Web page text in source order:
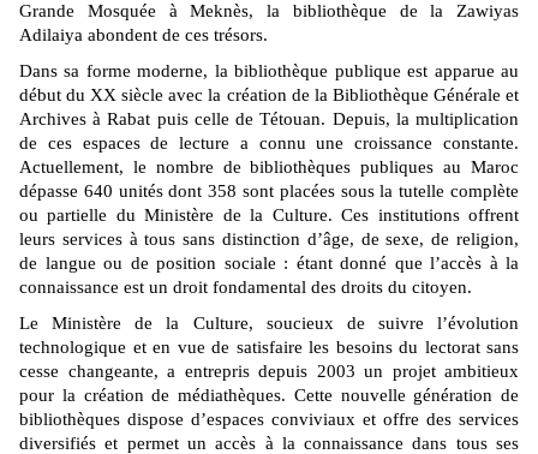
Grande Mosquée à Meknès, la bibliothèque de la Zawiyas
Adilaiya abondent de ces trésors.
Dans sa forme moderne, la bibliothèque publique est apparue au
début du XX siècle avec la création de la Bibliothèque Générale et
Archives à Rabat puis celle de Tétouan. Depuis, la multiplication
de ces espaces de lecture a connu une croissance constante.
Actuellement, le nombre de bibliothèques publiques au Maroc
dépasse 640 unités dont 358 sont placées sous la tutelle complète
ou partielle du Ministère de la Culture. Ces institutions offrent
leurs services à tous sans distinction d’âge, de sexe, de religion,
de langue ou de position sociale : étant donné que l’accès à la
connaissance est un droit fondamental des droits du citoyen.
Le Ministère de la Culture, soucieux de suivre l’évolution
technologique et en vue de satisfaire les besoins du lectorat sans
cesse changeante, a entrepris depuis 2003 un projet ambitieux
pour la création de médiathèques. Cette nouvelle génération de
bibliothèques dispose d’espaces conviviaux et offre des services
diversifiés et permet un accès à la connaissance dans tous ses